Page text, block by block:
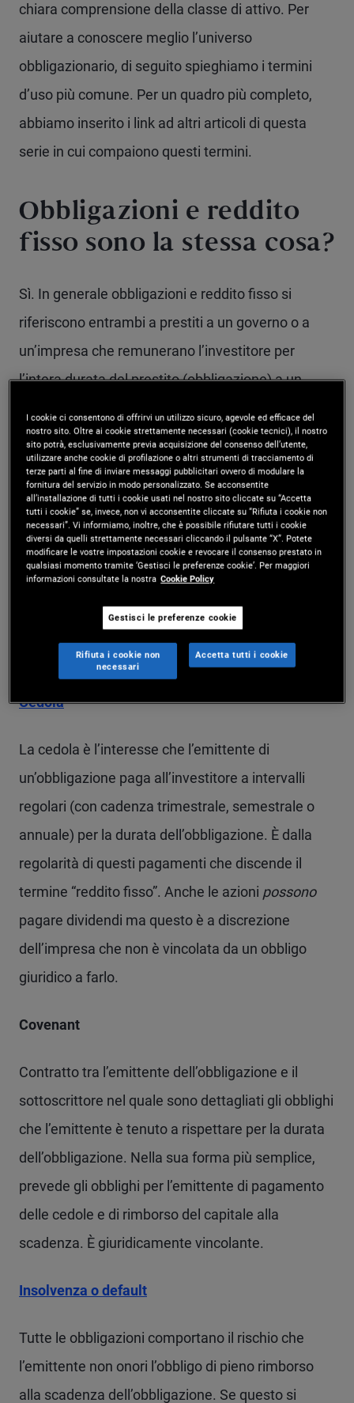
chiara comprensione della classe di attivo. Per
aiutare a conoscere meglio l’universo
obbligazionario, di seguito spieghiamo i termini
d’uso più comune. Per un quadro più completo,
abbiamo inserito i link ad altri articoli di questa
serie in cui compaiono questi termini.
Obbligazioni e reddito
fisso sono la stessa cosa?
Sì. In generale obbligazioni e reddito fisso si
riferiscono entrambi a prestiti a un governo o a
un’impresa che remunerano l’investitore per
l’intera durata del prestito (obbligazione) a un
Glossario dei termini
principali
Obbligazioni
emittente (come un governo o un’impresa) e un
finanziatore (l’investitore).
Cedola
La cedola è l’interesse che l’emittente di
un’obbligazione paga all’investitore a intervalli
regolari (con cadenza trimestrale, semestrale o
annuale) per la durata dell’obbligazione. È dalla
regolarità di questi pagamenti che discende il
termine “reddito fisso”. Anche le azioni possono
pagare dividendi ma questo è a discrezione
dell’impresa che non è vincolata da un obbligo
giuridico a farlo.
Covenant
Contratto tra l’emittente dell’obbligazione e il
sottoscrittore nel quale sono dettagliati gli obblighi
che l’emittente è tenuto a rispettare per la durata
dell’obbligazione. Nella sua forma più semplice,
prevede gli obblighi per l’emittente di pagamento
delle cedole e di rimborso del capitale alla
scadenza. È giuridicamente vincolante.
Insolvenza o default
Tutte le obbligazioni comportano il rischio che
l’emittente non onori l’obbligo di pieno rimborso
alla scadenza dell’obbligazione. Se questo si
I cookie ci consentono di offrirvi un utilizzo sicuro, agevole ed efficace del
nostro sito. Oltre ai cookie strettamente necessari (cookie tecnici), il nostro
sito potrà, esclusivamente previa acquisizione del consenso dell’utente,
utilizzare anche cookie di profilazione o altri strumenti di tracciamento di
terze parti al fine di inviare messaggi pubblicitari ovvero di modulare la
fornitura del servizio in modo personalizzato. Se acconsentite
all’installazione di tutti i cookie usati nel nostro sito cliccate su “Accetta
tutti i cookie” se, invece, non vi acconsentite cliccate su “Rifiuta i cookie non
necessari”. Vi informiamo, inoltre, che è possibile rifiutare tutti i cookie
diversi da quelli strettamente necessari cliccando il pulsante “X”. Potete
modificare le vostre impostazioni cookie e revocare il consenso prestato in
qualsiasi momento tramite ‘Gestisci le preferenze cookie’. Per maggiori
informazioni consultate la nostra Cookie Policy
Gestisci le preferenze cookie
Rifiuta i cookie non
necessari
Accetta tutti i cookie